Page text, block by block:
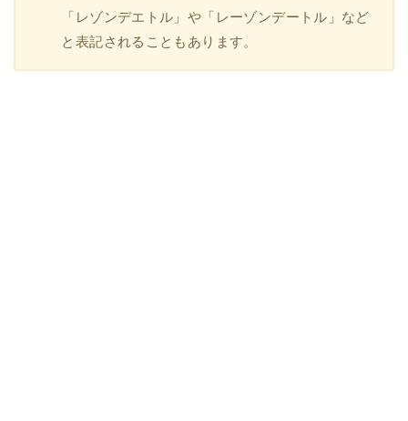
「レゾンデエトル」や「レーゾンデートル」など
と表記されることもあります。